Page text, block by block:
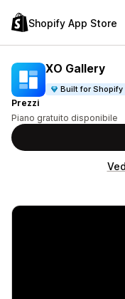
Shopify App Store
XO Gallery
Built for Shopify
Prezzi
Piano gratuito disponibile